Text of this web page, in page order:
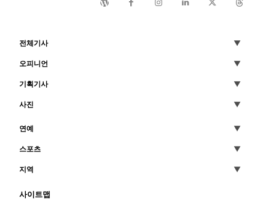
전체기사
오피니언
기획기사
사진
연예
스포츠
지역
사이트맵